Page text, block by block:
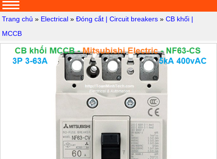
Trang chủ » Electrical »Đóng cắt | Circuit breakers »CB khối |
MCCB